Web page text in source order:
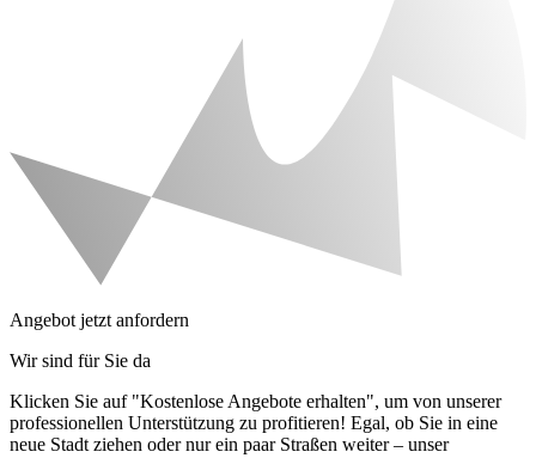
Angebot jetzt anfordern
Wir sind für Sie da
Klicken Sie auf "Kostenlose Angebote erhalten", um von unserer
professionellen Unterstützung zu profitieren! Egal, ob Sie in eine
neue Stadt ziehen oder nur ein paar Straßen weiter – unser